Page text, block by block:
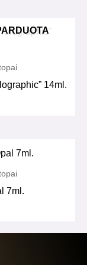
14ml.
7ml.